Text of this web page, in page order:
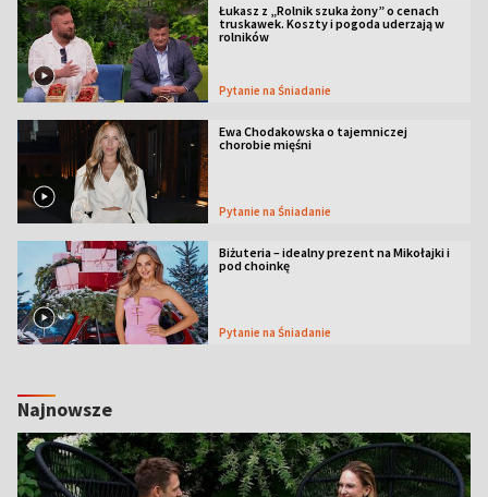
Łukasz z „Rolnik szuka żony” o cenach
truskawek. Koszty i pogoda uderzają w
rolników
Pytanie na Śniadanie
Ewa Chodakowska o tajemniczej
chorobie mięśni
Pytanie na Śniadanie
Biżuteria – idealny prezent na Mikołajki i
pod choinkę
Pytanie na Śniadanie
Najnowsze